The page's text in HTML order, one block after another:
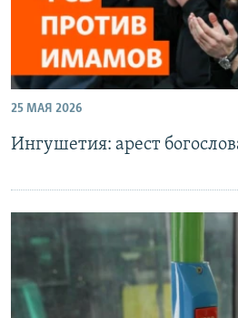
25 МАЯ 2026
Ингушетия: арест